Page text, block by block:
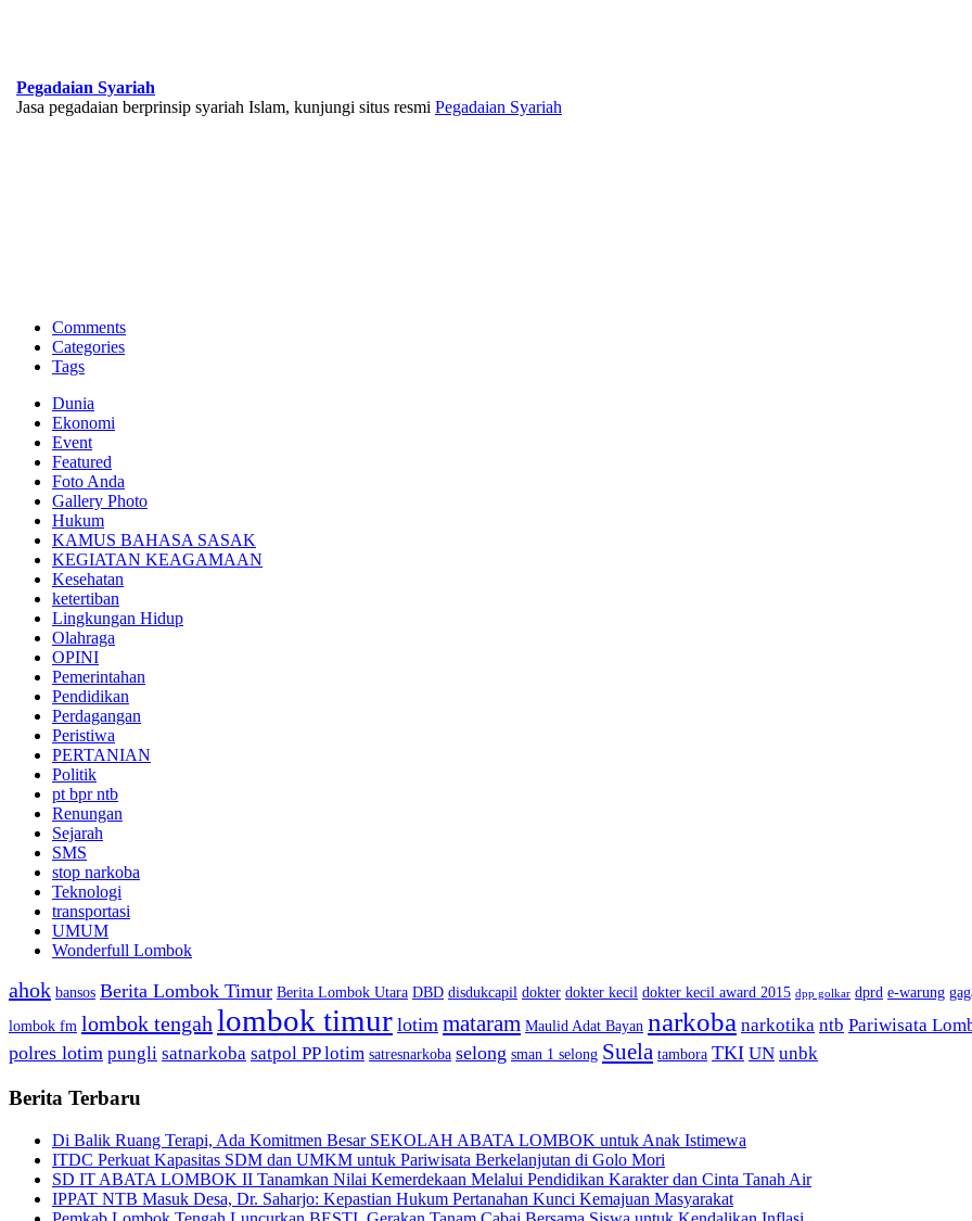
Pegadaian Syariah
Jasa pegadaian berprinsip syariah Islam, kunjungi situs resmi Pegadaian Syariah
Memberikan yang terbaik sesuai kaidah Islam, kunjungi situs resmi
Comments
Categories
Tags
Dunia
Ekonomi
Event
Featured
Foto Anda
Gallery Photo
Hukum
KAMUS BAHASA SASAK
KEGIATAN KEAGAMAAN
Kesehatan
ketertiban
Lingkungan Hidup
Olahraga
OPINI
Pemerintahan
Pendidikan
Perdagangan
Peristiwa
PERTANIAN
Politik
pt bpr ntb
Renungan
Sejarah
SMS
stop narkoba
Teknologi
transportasi
UMUM
Wonderfull Lombok
ahok bansos Berita Lombok Timur Berita Lombok Utara DBD disdukcapil dokter dokter kecil dokter kecil award 2015 dpp golkar dprd e-warung
lombok fm lombok tengah lombok timur lotim mataram Maulid Adat Bayan narkoba narkotika ntb Pariwisata
polres lotim pungli satnarkoba satpol PP lotim satresnarkoba selong sman 1 selong Suela tambora TKI UN unbk
Berita Terbaru
Di Balik Ruang Terapi, Ada Komitmen Besar SEKOLAH ABATA LOMBOK untuk Anak Istimewa
ITDC Perkuat Kapasitas SDM dan UMKM untuk Pariwisata Berkelanjutan di Golo Mori
SD IT ABATA LOMBOK II Tanamkan Nilai Kemerdekaan Melalui Pendidikan Karakter dan Cinta Tanah Air
IPPAT NTB Masuk Desa, Dr. Saharjo: Kepastian Hukum Pertanahan Kunci Kemajuan Masyarakat